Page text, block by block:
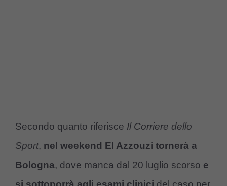
Secondo quanto riferisce Il Corriere dello
Sport, nel weekend El Azzouzi tornerà a
Bologna, dove manca dal 20 luglio scorso e